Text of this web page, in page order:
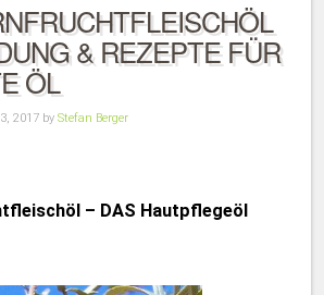
& REZEPTE FÜR
ÖL
2017 by Stefan Berger
– DAS Hautpflegeöl